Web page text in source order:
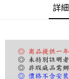
AFTEE先享後付是
【「AFTEE先享後
１．於結帳方式選
宅配
每筆NT$180，滿
詳